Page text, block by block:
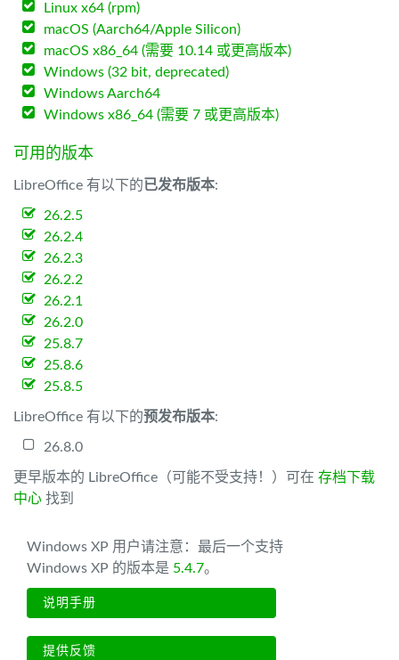
Linux x64 (rpm)
macOS (Aarch64/Apple Silicon)
macOS x86_64 (需要 10.14 或更高版本)
Windows (32 bit, deprecated)
Windows Aarch64
Windows x86_64 (需要 7 或更高版本)
可用的版本
LibreOffice 有以下的已发布版本:
26.2.5
26.2.4
26.2.3
26.2.2
26.2.1
26.2.0
25.8.7
25.8.6
25.8.5
LibreOffice 有以下的预发布版本:
26.8.0
更早版本的 LibreOffice（可能不受支持！）可在 存档下载
中心 找到
Windows XP 用户请注意：最后一个支持
Windows XP 的版本是 5.4.7。
说明手册
提供反馈